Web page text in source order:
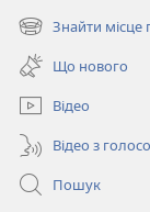
у
новому
вікні)
Знайти місце
(відкривається
новому
вікні)
Що нового
Відео
Відео з
Пошук